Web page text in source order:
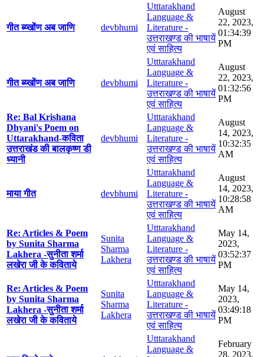
गीत ब्य्खोंण अब जाणि devbhumi
Utttarakhand
Language &
Literature -
उत्तराखण्ड की भाषायें
एवं साहित्य
August
22, 2023,
01:34:39
PM
गीत ब्य्खोंण अब जाणि devbhumi
Utttarakhand
Language &
Literature -
उत्तराखण्ड की भाषायें
एवं साहित्य
August
22, 2023,
01:32:56
PM
Re: Bal Krishana
Dhyani's Poem on
Uttarakhand-कविता
उत्तराखंड की बालकृष्ण डी
ध्यानी
devbhumi
Utttarakhand
Language &
Literature -
उत्तराखण्ड की भाषायें
एवं साहित्य
August
14, 2023,
10:32:35
AM
माया गीत devbhumi
Utttarakhand
Language &
Literature -
उत्तराखण्ड की भाषायें
एवं साहित्य
August
14, 2023,
10:28:58
AM
Re: Articles & Poem
by Sunita Sharma
Lakhera -सुनीता शर्मा
लखेरा जी के कविताये
Sunita
Sharma
Lakhera
Utttarakhand
Language &
Literature -
उत्तराखण्ड की भाषायें
एवं साहित्य
May 14,
2023,
03:52:37
PM
Re: Articles & Poem
by Sunita Sharma
Lakhera -सुनीता शर्मा
लखेरा जी के कविताये
Sunita
Sharma
Lakhera
Utttarakhand
Language &
Literature -
उत्तराखण्ड की भाषायें
एवं साहित्य
May 14,
2023,
03:49:18
PM
Utttarakhand
Language &
February
28, 2023,